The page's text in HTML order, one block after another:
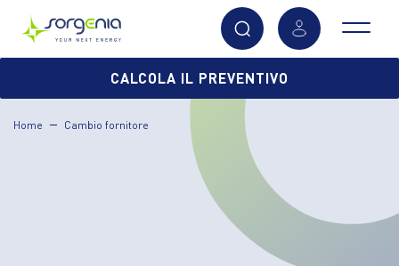
principale
CALCOLA IL PREVENTIVO
Home Cambio fornitore